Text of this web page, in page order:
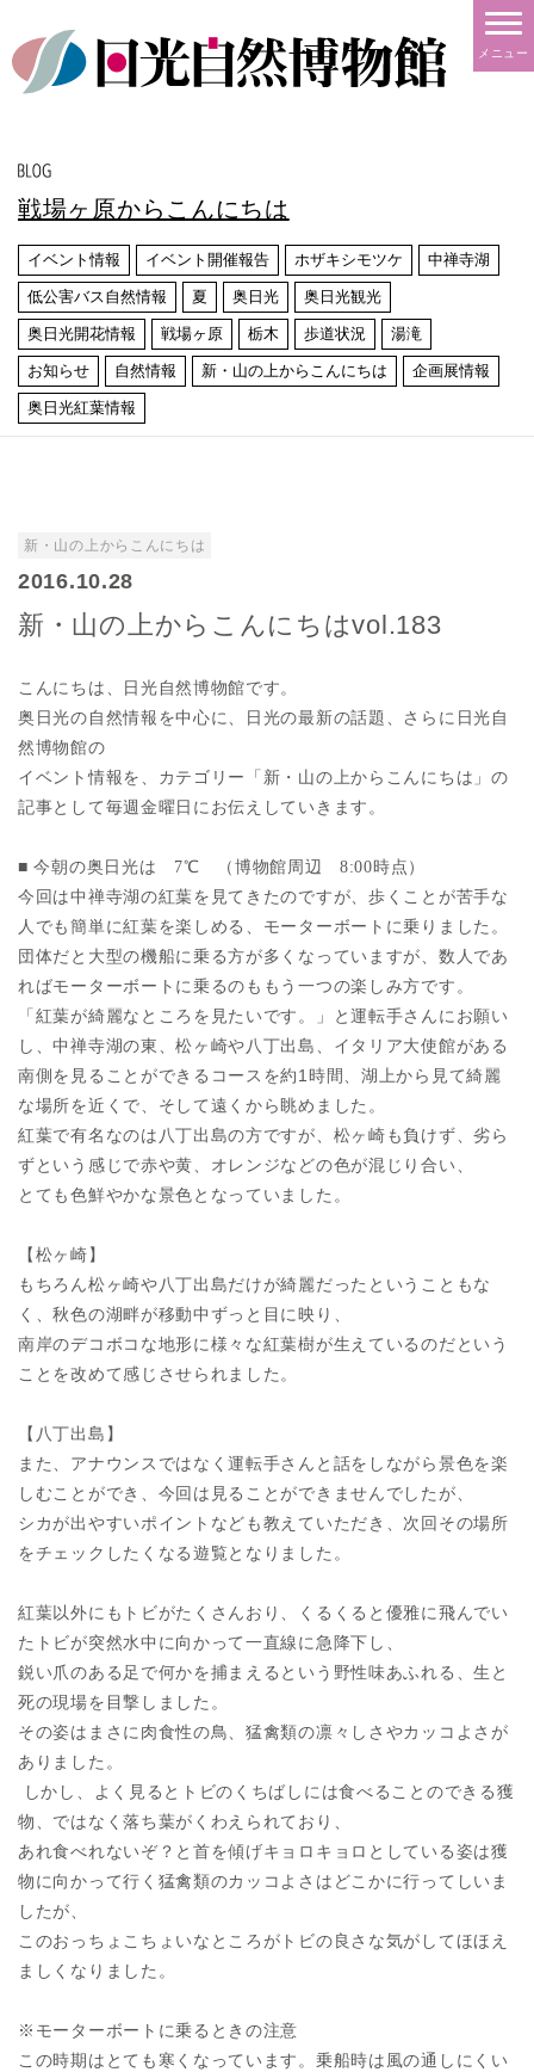
メニュー
戦場ヶ原からこんにちは
イベント情報 イベント開催報告 ホザキシモツケ 中禅寺湖
低公害バス自然情報 夏 奥日光 奥日光観光
奥日光開花情報 戦場ヶ原 栃木 歩道状況 湯滝
お知らせ 自然情報 新・山の上からこんにちは 企画展情報
奥日光紅葉情報
新・山の上からこんにちは
2016.10.28
新・山の上からこんにちはvol.183
こんにちは、日光自然博物館です。
奥日光の自然情報を中心に、日光の最新の話題、さらに日光自
然博物館の
イベント情報を、カテゴリー「新・山の上からこんにちは」の
記事として毎週金曜日にお伝えしていきます。
■ 今朝の奥日光は 7℃ （博物館周辺 8:00時点）
今回は中禅寺湖の紅葉を見てきたのですが、歩くことが苦手な
人でも簡単に紅葉を楽しめる、モーターボートに乗りました。
団体だと大型の機船に乗る方が多くなっていますが、数人であ
ればモーターボートに乗るのももう一つの楽しみ方です。
「紅葉が綺麗なところを見たいです。」と運転手さんにお願い
し、中禅寺湖の東、松ヶ崎や八丁出島、イタリア大使館がある
南側を見ることができるコースを約1時間、湖上から見て綺麗
な場所を近くで、そして遠くから眺めました。
紅葉で有名なのは八丁出島の方ですが、松ヶ崎も負けず、劣ら
ずという感じで赤や黄、オレンジなどの色が混じり合い、
とても色鮮やかな景色となっていました。
【松ヶ崎】
もちろん松ヶ崎や八丁出島だけが綺麗だったということもな
く、秋色の湖畔が移動中ずっと目に映り、
南岸のデコボコな地形に様々な紅葉樹が生えているのだという
ことを改めて感じさせられました。
【八丁出島】
また、アナウンスではなく運転手さんと話をしながら景色を楽
しむことができ、今回は見ることができませんでしたが、
シカが出やすいポイントなども教えていただき、次回その場所
をチェックしたくなる遊覧となりました。
紅葉以外にもトビがたくさんおり、くるくると優雅に飛んでい
たトビが突然水中に向かって一直線に急降下し、
鋭い爪のある足で何かを捕まえるという野性味あふれる、生と
死の現場を目撃しました。
その姿はまさに肉食性の鳥、猛禽類の凛々しさやカッコよさが
ありました。
しかし、よく見るとトビのくちばしには食べることのできる獲
物、ではなく落ち葉がくわえられており、
あれ食べれないぞ？と首を傾げキョロキョロとしている姿は獲
物に向かって行く猛禽類のカッコよさはどこかに行ってしいま
したが、
このおっちょこちょいなところがトビの良さな気がしてほほえ
ましくなりました。
※モーターボートに乗るときの注意
この時期はとても寒くなっています。乗船時は風の通しにくい